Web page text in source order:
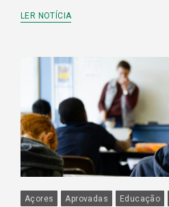
LER NOTÍCIA
Açores Aprovadas Educação